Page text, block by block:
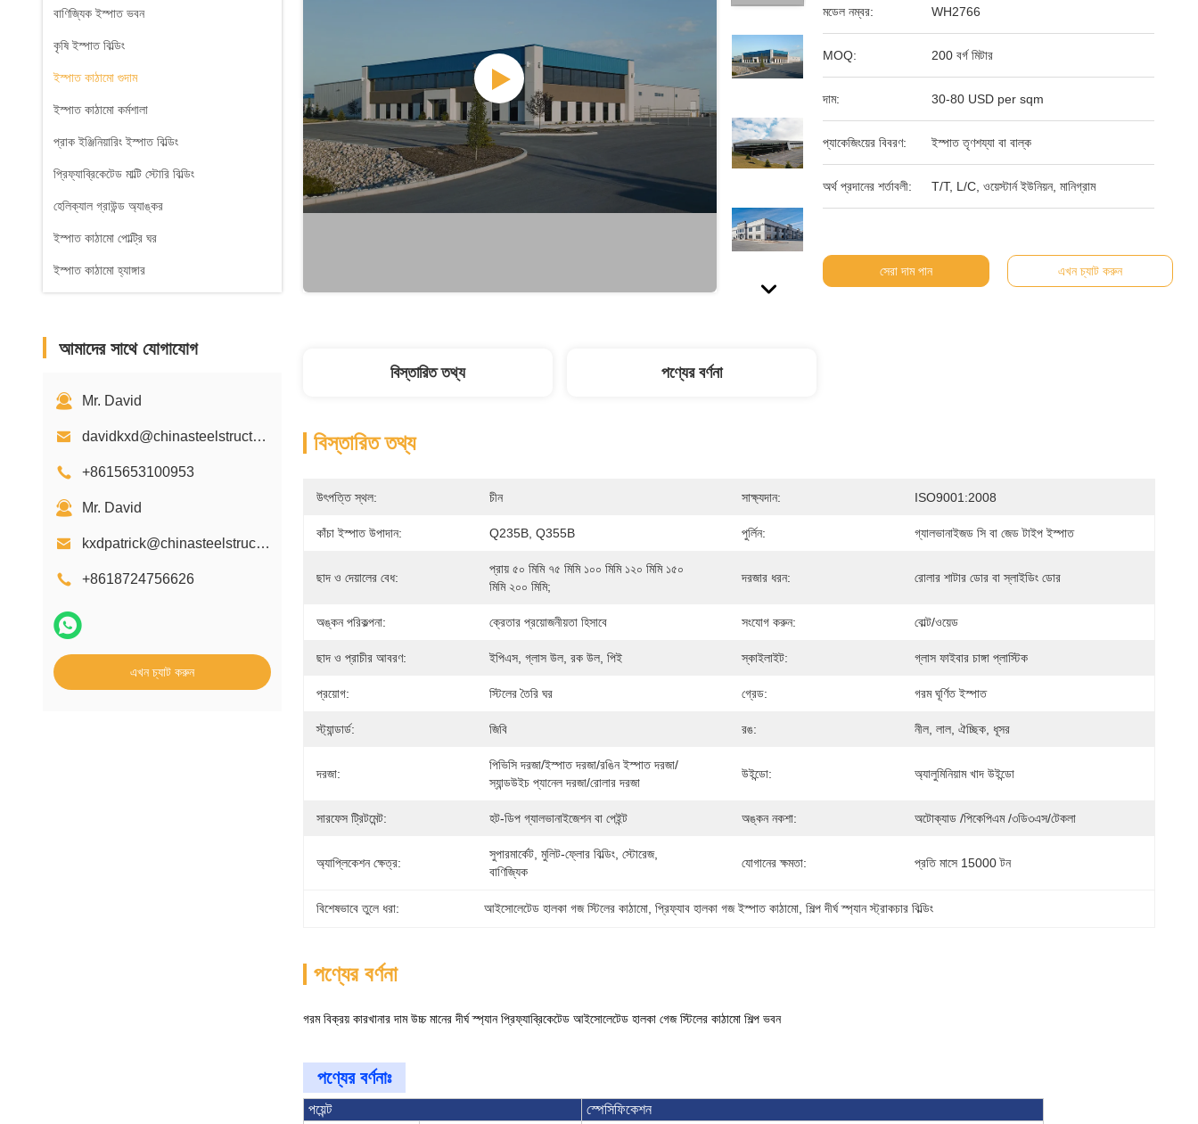
বাণিজ্যিক ইস্পাত ভবন
কৃষি ইস্পাত বিল্ডিং
ইস্পাত কাঠামো গুদাম
ইস্পাত কাঠামো কর্মশালা
প্রাক ইঞ্জিনিয়ারিং ইস্পাত বিল্ডিং
প্রিফ্যাব্রিকেটেড মাল্টি স্টোরি বিল্ডিং
হেলিক্যাল গ্রাউন্ড অ্যাঙ্কর
ইস্পাত কাঠামো পোল্ট্রি ঘর
ইস্পাত কাঠামো হ্যাঙ্গার
আমাদের সাথে যোগাযোগ
Mr. David
davidkxd@chinasteelstructure.cn
+8615653100953
Mr. David
kxdpatrick@chinasteelstructure.cn
+8618724756626
এখন চ্যাট করুন
মডেল নম্বর: WH2766
MOQ: 200 বর্গ মিটার
দাম: 30-80 USD per sqm
প্যাকেজিংয়ের বিবরণ: ইস্পাত তৃণশয্যা বা বাল্ক
অর্থ প্রদানের শর্তাবলী: T/T, L/C, ওয়েস্টার্ন ইউনিয়ন, মানিগ্রাম
সেরা দাম পান এখন চ্যাট করুন
বিস্তারিত তথ্য পণ্যের বর্ণনা
বিস্তারিত তথ্য
উৎপত্তি স্থল: চীন সাক্ষ্যদান: ISO9001:2008
কাঁচা ইস্পাত উপাদান: Q235B, Q355B পুর্লিন: গ্যালভানাইজড সি বা জেড টাইপ ইস্পাত
ছাদ ও দেয়ালের বেধ:
প্রায় ৫০ মিমি ৭৫ মিমি ১০০ মিমি ১২০ মিমি ১৫০
মিমি ২০০ মিমি;
দরজার ধরন: রোলার শাটার ডোর বা স্লাইডিং ডোর
অঙ্কন পরিকল্পনা: ক্রেতার প্রয়োজনীয়তা হিসাবে সংযোগ করুন: বোল্ট/ওয়েড
ছাদ ও প্রাচীর আবরণ: ইপিএস, গ্লাস উল, রক উল, পিই স্কাইলাইট: গ্লাস ফাইবার চাঙ্গা প্লাস্টিক
প্রয়োগ: স্টিলের তৈরি ঘর গ্রেড: গরম ঘূর্ণিত ইস্পাত
স্ট্যান্ডার্ড: জিবি রঙ: নীল, লাল, ঐচ্ছিক, ধূসর
দরজা:
পিভিসি দরজা/ইস্পাত দরজা/রঙিন ইস্পাত দরজা/
স্যান্ডউইচ প্যানেল দরজা/রোলার দরজা
উইন্ডো: অ্যালুমিনিয়াম খাদ উইন্ডো
সারফেস ট্রিটমেন্ট: হট-ডিপ গ্যালভানাইজেশন বা পেইন্ট অঙ্কন নকশা: অটোক্যাড /পিকেপিএম /৩ডি৩এস/টেকলা
অ্যাপ্লিকেশন ক্ষেত্র:
সুপারমার্কেট, মুলিট-ফ্লোর বিল্ডিং, স্টোরেজ,
বাণিজ্যিক
যোগানের ক্ষমতা: প্রতি মাসে 15000 টন
বিশেষভাবে তুলে ধরা: আইসোলেটেড হালকা গজ স্টিলের কাঠামো , প্রিফ্যাব হালকা গজ ইস্পাত কাঠামো , শিল্প দীর্ঘ স্প্যান স্ট্রাকচার বিল্ডিং
পণ্যের বর্ণনা
গরম বিক্রয় কারখানার দাম উচ্চ মানের দীর্ঘ স্প্যান প্রিফ্যাব্রিকেটেড আইসোলেটেড হালকা গেজ স্টিলের কাঠামো শিল্প ভবন
পণ্যের বর্ণনাঃ
পয়েন্ট স্পেসিফিকেশন